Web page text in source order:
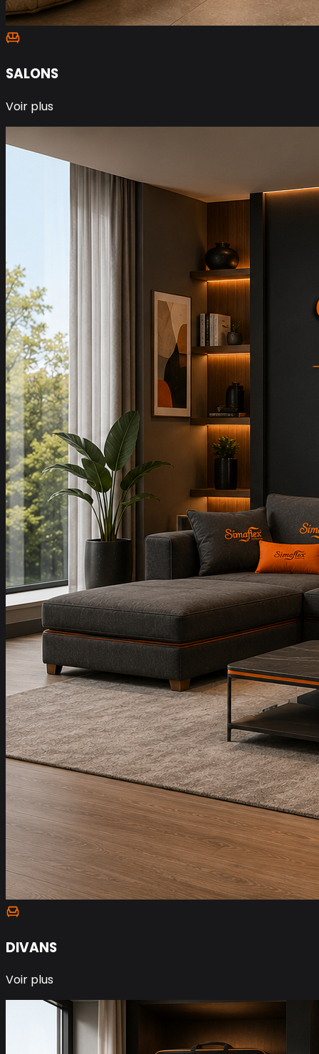
SALONS
Voir plus
DIVANS
Voir plus